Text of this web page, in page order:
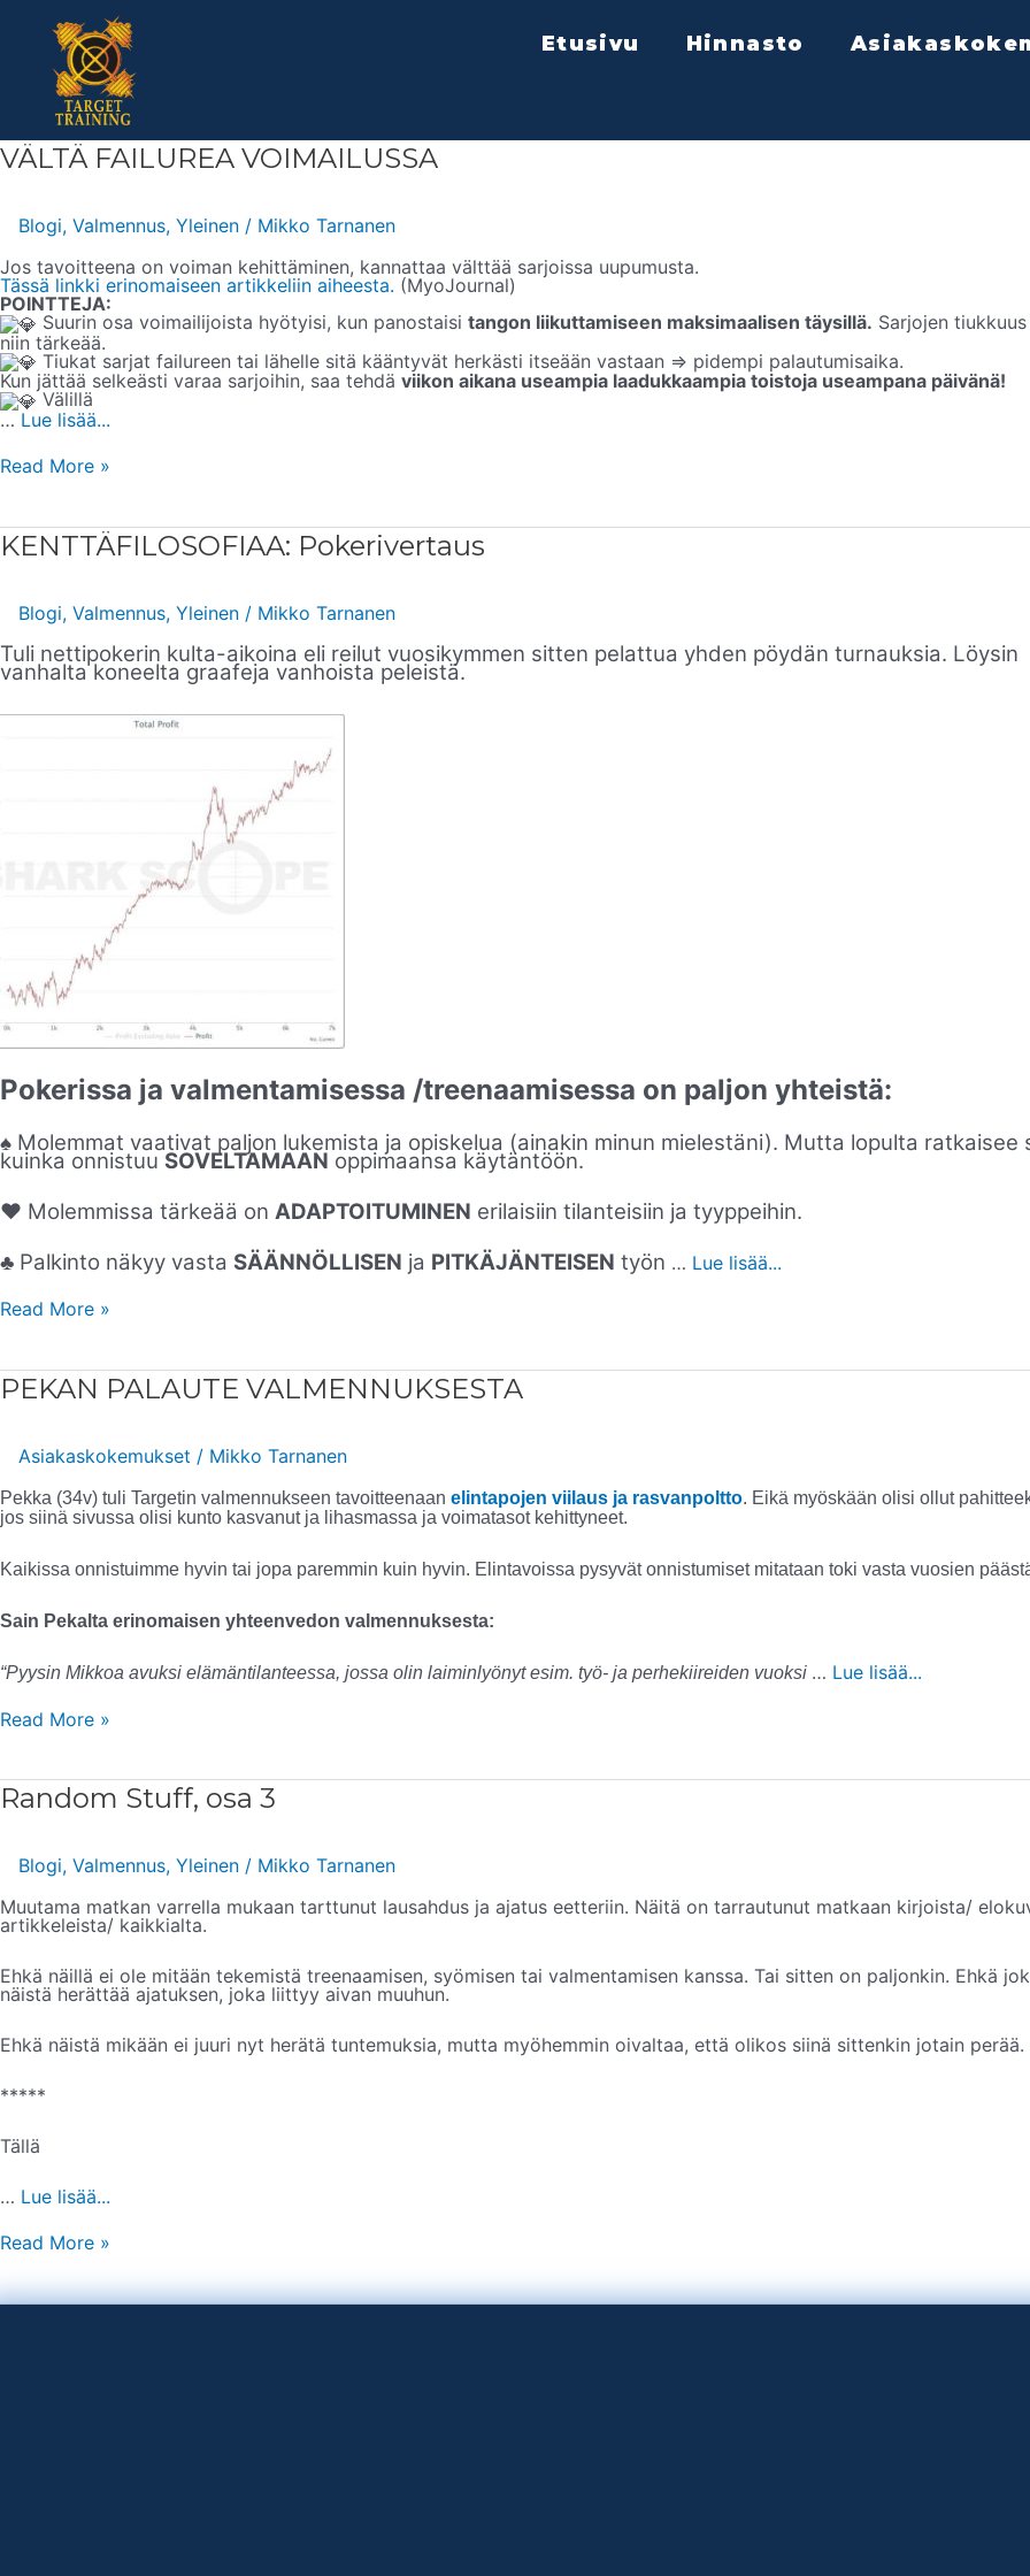
content
Etusivu Hinnasto
VÄLTÄ FAILUREA VOIMAILUSSA
Blogi, Valmennus, Yleinen / Mikko Tarnanen
Jos tavoitteena on voiman kehittäminen, kannattaa välttää sarjoissa uupumusta.
Tässä linkki erinomaiseen artikkeliin aiheesta. (MyoJournal)
POINTTEJA:
Suurin osa voimailijoista hyötyisi, kun panostaisi tangon liikuttamiseen maksimaalisen täysillä. Sarjojen
niin tärkeää.
Tiukat sarjat failureen tai lähelle sitä kääntyvät herkästi itseään vastaan => pidempi palautumisaika.
Kun jättää selkeästi varaa sarjoihin, saa tehdä viikon aikana useampia laadukkaampia toistoja useampana päivänä!
Välillä
… Lue lisää...
VÄLTÄ
FAILUREA
Read More »
KENTTÄFILOSOFIAA: Pokerivertaus
Blogi, Valmennus, Yleinen / Mikko Tarnanen
Tuli nettipokerin kulta-aikoina eli reilut vuosikymmen sitten pelattua yhden pöydän turnauksia. Löysin
vanhalta koneelta graafeja vanhoista peleistä.
Pokerissa ja valmentamisessa /treenaamisessa on paljon yhteistä:
♠️ Molemmat vaativat paljon lukemista ja opiskelua (ainakin minun mielestäni). Mutta lopulta ratkaisee
kuinka onnistuu SOVELTAMAAN oppimaansa käytäntöön.
♥️ Molemmissa tärkeää on ADAPTOITUMINEN erilaisiin tilanteisiin ja tyyppeihin.
♣️ Palkinto näkyy vasta SÄÄNNÖLLISEN ja PITKÄJÄNTEISEN työn … Lue lisää...
KENTTÄFILOSOFIAA:
Pokerivertaus
Read More »
PEKAN PALAUTE VALMENNUKSESTA
Asiakaskokemukset / Mikko Tarnanen
Pekka (34v) tuli Targetin valmennukseen tavoitteenaan elintapojen viilaus ja rasvanpoltto. Eikä myöskään olisi ollut
jos siinä sivussa olisi kunto kasvanut ja lihasmassa ja voimatasot kehittyneet.
Kaikissa onnistuimme hyvin tai jopa paremmin kuin hyvin. Elintavoissa pysyvät onnistumiset mitataan toki vasta vuosien
Sain Pekalta erinomaisen yhteenvedon valmennuksesta:
“Pyysin Mikkoa avuksi elämäntilanteessa, jossa olin laiminlyönyt esim. työ- ja perhekiireiden vuoksi … Lue lisää...
PEKAN
PALAUTE
Read More »
Random Stuff, osa 3
Blogi, Valmennus, Yleinen / Mikko Tarnanen
Muutama matkan varrella mukaan tarttunut lausahdus ja ajatus eetteriin. Näitä on tarrautunut matkaan kirjoista/
artikkeleista/ kaikkialta.
Ehkä näillä ei ole mitään tekemistä treenaamisen, syömisen tai valmentamisen kanssa. Tai sitten on paljonkin. Ehkä
näistä herättää ajatuksen, joka liittyy aivan muuhun.
Ehkä näistä mikään ei juuri nyt herätä tuntemuksia, mutta myöhemmin oivaltaa, että olikos siinä sittenkin jotain perää.
*****
Tällä
… Lue lisää...
Random
Stuff,
Read More »